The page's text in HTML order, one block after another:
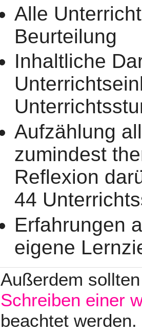
Alle
Beurteilung
Inhaltliche
Aufzählung
zumindest
Reflexion
44
Erfahrungen
eigene
Außerdem
Schreiben einer
beachtet werden.